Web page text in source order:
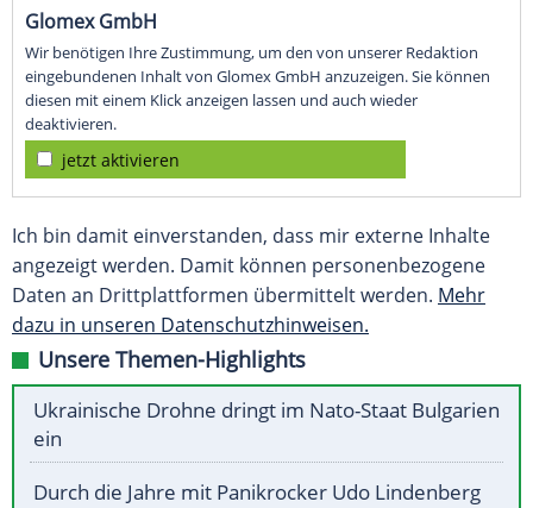
Glomex GmbH
Wir benötigen Ihre Zustimmung, um den von unserer Redaktion
eingebundenen Inhalt von Glomex GmbH anzuzeigen. Sie können
diesen mit einem Klick anzeigen lassen und auch wieder
deaktivieren.
jetzt aktivieren
Ich bin damit einverstanden, dass mir externe Inhalte
angezeigt werden. Damit können personenbezogene
Daten an Drittplattformen übermittelt werden. Mehr
dazu in unseren Datenschutzhinweisen.
Unsere Themen-Highlights
Ukrainische Drohne dringt im Nato-Staat Bulgarien
ein
Durch die Jahre mit Panikrocker Udo Lindenberg